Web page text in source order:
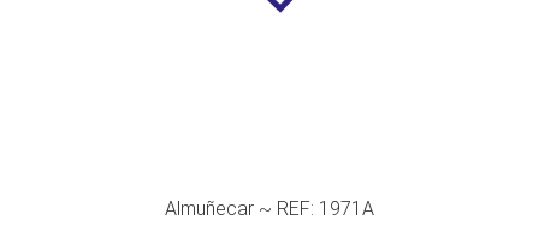
Almuñecar ~ REF: 1971A